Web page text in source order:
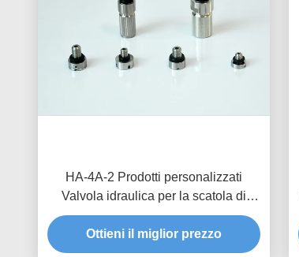
HA-4A-2 Prodotti personalizzati
Valvola idraulica per la scatola di
distribuzione
Ottieni il miglior prezzo